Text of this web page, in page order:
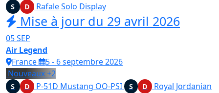
S D Rafale Solo Display
Mise à jour du 29 avril 2026
05SEP
Air Legend
France
5 - 6 septembre 2026
Nouveaux+2
S D P-51D Mustang OO-PSI S D
Royal Jordanian